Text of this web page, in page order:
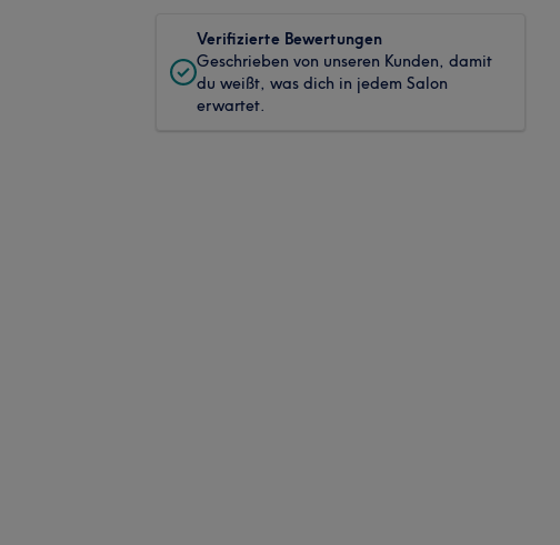
Verifizierte Bewertungen
Geschrieben von unseren Kunden, damit
du weißt, was dich in jedem Salon
erwartet.